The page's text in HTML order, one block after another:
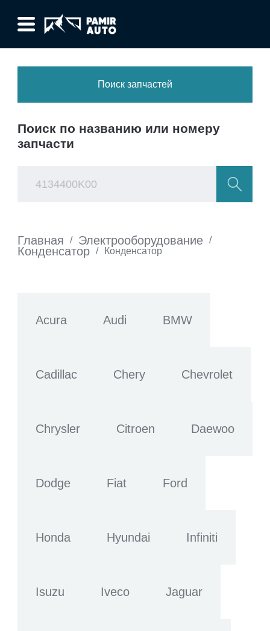
Поиск запчастей
Поиск по названию или номеру
запчасти
Главная / Электрооборудование /
Конденсатор / Конденсатор
Acura Audi BMW
Cadillac Chery Chevrolet
Chrysler Citroen Daewoo
Dodge Fiat Ford
Honda Hyundai Infiniti
Isuzu Iveco Jaguar